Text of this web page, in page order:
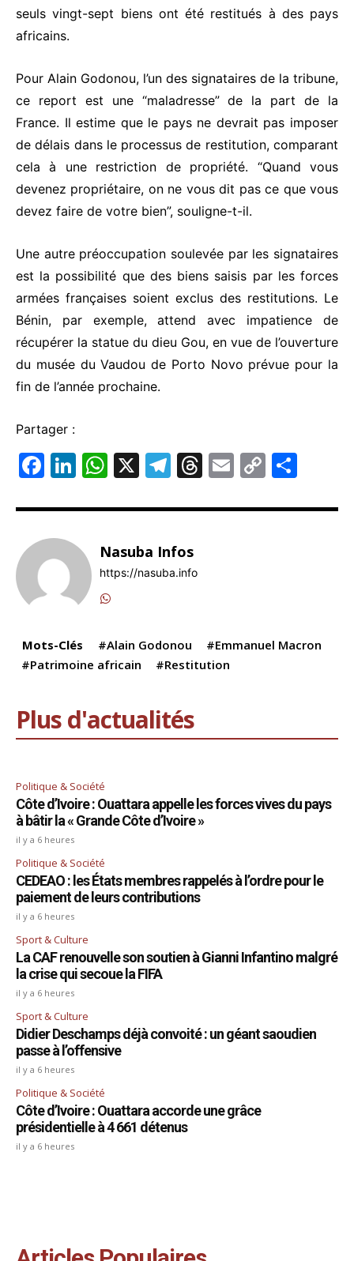
seuls vingt-sept biens ont été restitués à des pays
africains.
Pour Alain Godonou, l’un des signataires de la tribune,
ce report est une “maladresse” de la part de la
France. Il estime que le pays ne devrait pas imposer
de délais dans le processus de restitution, comparant
cela à une restriction de propriété. “Quand vous
devenez propriétaire, on ne vous dit pas ce que vous
devez faire de votre bien”, souligne-t-il.
Une autre préoccupation soulevée par les signataires
est la possibilité que des biens saisis par les forces
armées françaises soient exclus des restitutions. Le
Bénin, par exemple, attend avec impatience de
récupérer la statue du dieu Gou, en vue de l’ouverture
du musée du Vaudou de Porto Novo prévue pour la
fin de l’année prochaine.
Partager :
F
c
e
b
o
k
Li
k
e
dI
n
W
at
s
A
p
X
T
e
gr
a
T
e
E
ai
C
p ta
Nasuba Infos
https://nasuba.info
Mots-Clés #Alain Godonou
#Emmanuel Macron
#Patrimoine africain
#Restitution
Plus d'actualités
Politique & Société
Côte d’Ivoire : Ouattara appelle les forces vives du pays
à bâtir la « Grande Côte d’Ivoire »
il y a 6 heures
Politique & Société
CEDEAO : les États membres rappelés à l’ordre pour le
paiement de leurs contributions
il y a 6 heures
Sport & Culture
La CAF renouvelle son soutien à Gianni Infantino malgré
la crise qui secoue la FIFA
il y a 6 heures
Sport & Culture
Didier Deschamps déjà convoité : un géant saoudien
passe à l’offensive
il y a 6 heures
Politique & Société
Côte d’Ivoire : Ouattara accorde une grâce
présidentielle à 4 661 détenus
il y a 6 heures